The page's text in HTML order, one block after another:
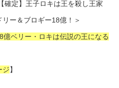
確定】王子ロキは王を殺し王家
ー＆ブロギー18億！＞
億ベリー・ロキは伝説の王になる
ジ】